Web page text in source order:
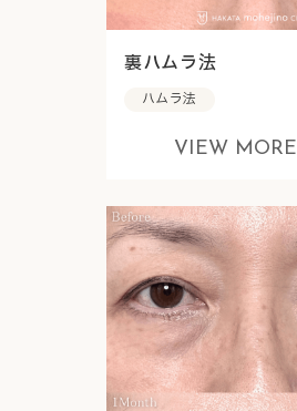
裏ハムラ法
ハムラ法
VIEW MORE